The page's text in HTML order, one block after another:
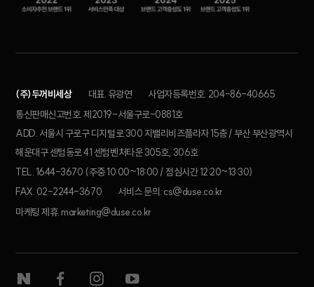
(주)두꺼비세상 대표. 유광연
사업자등록번호. 204-86-40665
통신판매신고번호. 제2019-서울구로-0881호
ADD. 서울시 구로구 디지털로 300 지밸리비즈플라자 15층 / 부산 부산광역시
해운대구 센텀동로 41 센텀벤처타운 305호, 306호
TEL. 1644-3670 (주중 10:00~18:00 / 점심시간 12:20~13:30)
FAX. 02-2244-3670
서비스 문의. cs@duse.co.kr
마케팅 제휴. marketing@duse.co.kr